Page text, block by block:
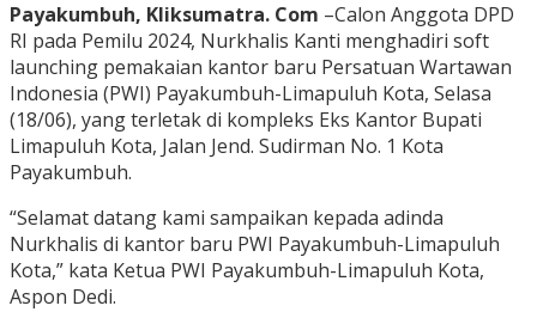
Payakumbuh, Kliksumatra. Com –Calon Anggota DPD
RI pada Pemilu 2024, Nurkhalis Kanti menghadiri soft
launching pemakaian kantor baru Persatuan Wartawan
Indonesia (PWI) Payakumbuh-Limapuluh Kota, Selasa
(18/06), yang terletak di kompleks Eks Kantor Bupati
Limapuluh Kota, Jalan Jend. Sudirman No. 1 Kota
Payakumbuh.
“Selamat datang kami sampaikan kepada adinda
Nurkhalis di kantor baru PWI Payakumbuh-Limapuluh
Kota,” kata Ketua PWI Payakumbuh-Limapuluh Kota,
Aspon Dedi.